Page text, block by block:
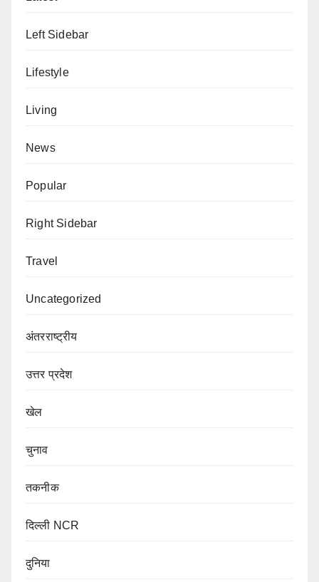
Left Sidebar
Lifestyle
Living
News
Popular
Right Sidebar
Travel
Uncategorized
अंतरराष्ट्रीय
उत्तर प्रदेश
खेल
चुनाव
तकनीक
दिल्ली NCR
दुनिया